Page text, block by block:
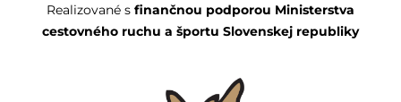
Realizované s finančnou podporou Ministerstva
cestovného ruchu a športu Slovenskej republiky